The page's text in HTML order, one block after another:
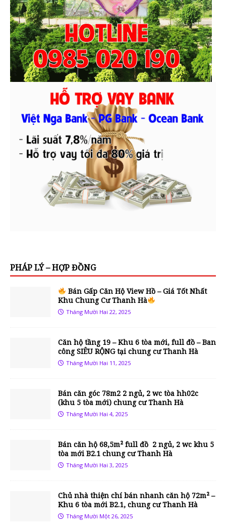
PHÁP LÝ – HỢP ĐỒNG
Bán Gấp Căn Hộ View Hồ – Giá Tốt Nhất
Khu Chung Cư Thanh Hà
Tháng Mười Hai 22, 2025
Căn hộ tầng 19 – Khu 6 tòa mới, full đồ – Ban
công SIÊU RỘNG tại chung cư Thanh Hà
Tháng Mười Hai 11, 2025
Bán căn góc 78m2 2 ngủ, 2 wc tòa hh02c
(khu 5 tòa mới) chung cư Thanh Hà
Tháng Mười Hai 4, 2025
Bán căn hộ 68,5m² full đồ 2 ngủ, 2 wc khu 5
tòa mới B2.1 chung cư Thanh Hà
Tháng Mười Hai 3, 2025
Chủ nhà thiện chí bán nhanh căn hộ 72m² –
Khu 6 tòa mới B2.1, chung cư Thanh Hà
Tháng Mười Một 26, 2025